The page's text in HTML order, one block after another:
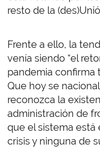
resto de la
Frente a ello, la
venía siendo “el
pandemia confirma
Que hoy se
reconozca la
administración de
que el sistema
crisis y ninguna de